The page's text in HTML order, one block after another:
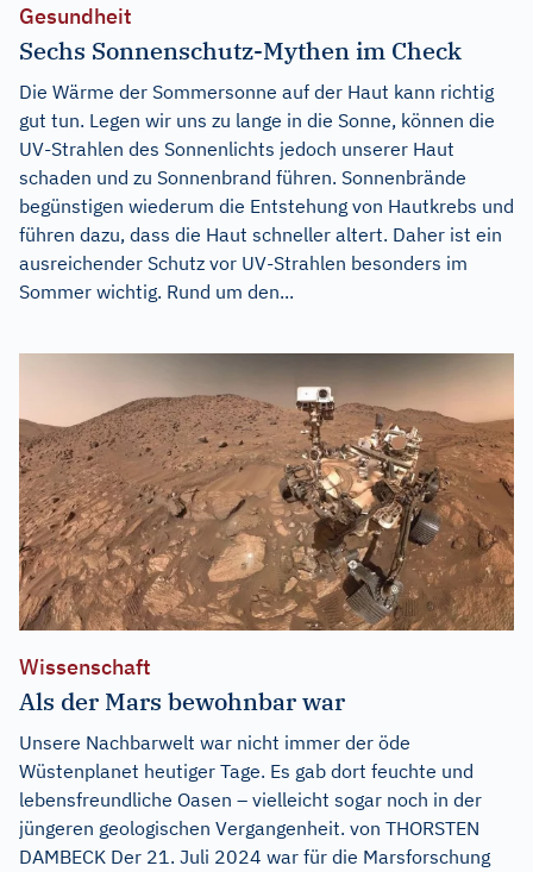
Gesundheit
Sechs Sonnenschutz-Mythen im Check
Die Wärme der Sommersonne auf der Haut kann richtig
gut tun. Legen wir uns zu lange in die Sonne, können die
UV-Strahlen des Sonnenlichts jedoch unserer Haut
schaden und zu Sonnenbrand führen. Sonnenbrände
begünstigen wiederum die Entstehung von Hautkrebs und
führen dazu, dass die Haut schneller altert. Daher ist ein
ausreichender Schutz vor UV-Strahlen besonders im
Sommer wichtig. Rund um den...
Wissenschaft
Als der Mars bewohnbar war
Unsere Nachbarwelt war nicht immer der öde
Wüstenplanet heutiger Tage. Es gab dort feuchte und
lebensfreundliche Oasen – vielleicht sogar noch in der
jüngeren geologischen Vergangenheit. von THORSTEN
DAMBECK Der 21. Juli 2024 war für die Marsforschung